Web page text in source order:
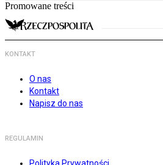
Promowane treści
KONTAKT
O nas
Kontakt
Napisz do nas
REGULAMIN